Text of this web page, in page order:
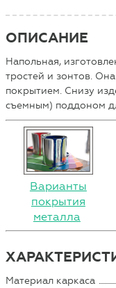
ОПИСАНИЕ
Напольная,
тростей и зонтов.
покрытием. Снизу
съемным) поддоном
Варианты
покрытия
металла
Материал каркаса